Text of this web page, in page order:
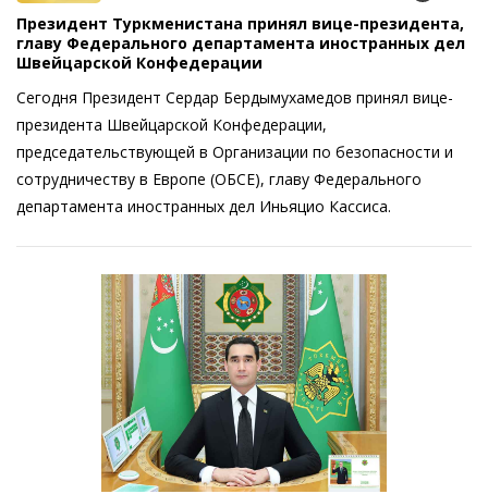
Президент Туркменистана принял вице-президента,
главу Федерального департамента иностранных дел
Швейцарской Конфедерации
Сегодня Президент Сердар Бердымухамедов принял вице-
президента Швейцарской Конфедерации,
председательствующей в Организации по безопасности и
сотрудничеству в Европе (ОБСЕ), главу Федерального
департамента иностранных дел Иньяцио Кассиса.